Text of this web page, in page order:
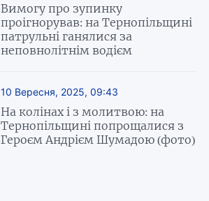
Вимогу про зупинку
проігнорував: на Тернопільщині
патрульні ганялися за
неповнолітнім водієм
10 Вересня, 2025, 09:43
На колінах і з молитвою: на
Тернопільщині попрощалися з
Героєм Андрієм Шумадою (фото)